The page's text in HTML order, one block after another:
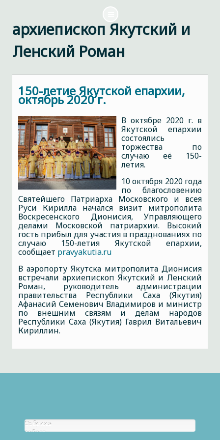
архиепископ Якутский и
Ленский Роман
150-летие Якутской епархии,
октябрь 2020 г.
В октябре 2020 г. в
Якутской епархии
состоялись
торжества по
случаю её 150-
летия.
10 октября 2020 года
по благословению
Святейшего Патриарха Московского и всея
Руси Кирилла начался визит митрополита
Воскресенского Дионисия, Управляющего
делами Московской патриархии. Высокий
гость прибыл для участия в празднованиях по
случаю 150-летия Якутской епархии,
сообщает pravyakutia.ru
В аэропорту Якутска митрополита Дионисия
встречали архиепископ Якутский и Ленский
Роман, руководитель администрации
правительства Республики Саха (Якутия)
Афанасий Семенович Владимиров и министр
по внешним связям и делам народов
Республики Саха (Якутия) Гаврил Витальевич
Кириллин.
Собрано
р.
Осталось
собрать